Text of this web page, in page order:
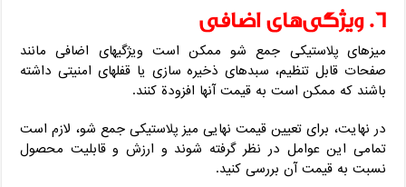
6. ویژگی‌های اضافی
میزهای پلاستیکی جمع شو ممکن است ویژگیهای اضافی مانند
صفحات قابل تنظیم، سبدهای ذخیره‌ سازی یا قفلهای امنیتی داشته
باشند که ممکن است به قیمت آنها افزودة کنند.
در نهایت، برای تعیین قیمت نهایی میز پلاستیکی جمع شو، لازم است
تمامی این عوامل در نظر گرفته شوند و ارزش و قابلیت محصول
نسبت به قیمت آن بررسی کنید.